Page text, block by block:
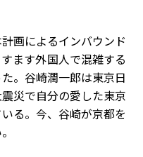
画によるインバウンド
ます外国人で混雑する
。谷崎潤一郎は東京日
災で自分の愛した東京
る。今、谷崎が京都を